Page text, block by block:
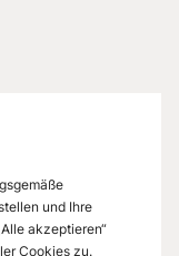
und Ihre
akzeptieren“
Cookies zu.